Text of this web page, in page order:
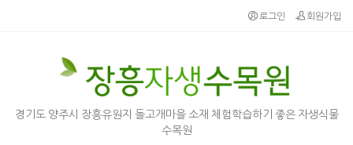
로그인 회원가입
경기도 양주시 장흥유원지 돌고개마을 소재 체험학습하기 좋은 자생식물
수목원